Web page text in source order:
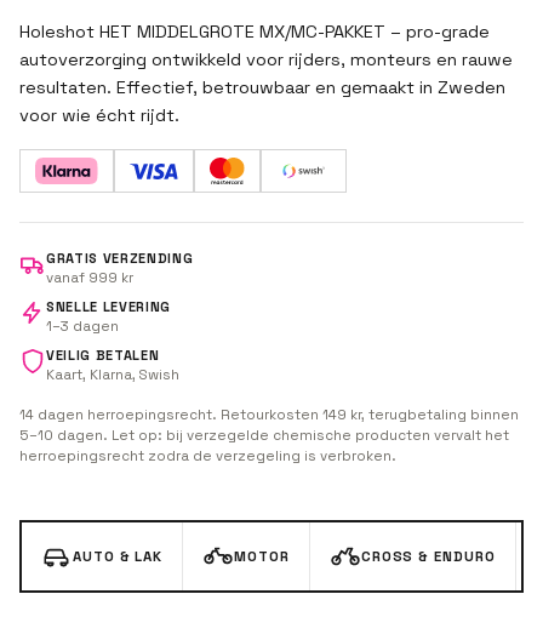
Holeshot HET MIDDELGROTE MX/MC-PAKKET – pro-grade
autoverzorging ontwikkeld voor rijders, monteurs en rauwe
resultaten. Effectief, betrouwbaar en gemaakt in Zweden
voor wie écht rijdt.
GRATIS VERZENDING
vanaf 999 kr
SNELLE LEVERING
1–3 dagen
VEILIG BETALEN
Kaart, Klarna, Swish
14 dagen herroepingsrecht. Retourkosten 149 kr, terugbetaling binnen
5–10 dagen. Let op: bij verzegelde chemische producten vervalt het
herroepingsrecht zodra de verzegeling is verbroken.
AUTO & LAK MOTOR CROSS & ENDURO